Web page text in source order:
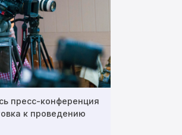
пресс-конференция
к проведению